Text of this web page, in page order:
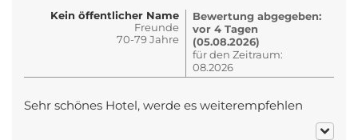
Kein öffentlicher Name
Freunde
70-79 Jahre
Bewertung abgegeben:
vor 4 Tagen
(05.08.2026)
für den Zeitraum:
08.2026
Sehr schönes Hotel, werde es weiterempfehlen